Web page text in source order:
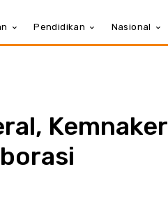
Pendidikan Nasional
Kemnaker